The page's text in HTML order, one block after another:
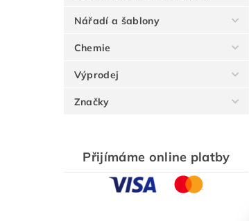
Nářadí a šablony
Chemie
Výprodej
Značky
Přijímáme online platby